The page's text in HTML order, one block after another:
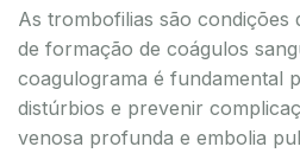
As trombofilias são condições
de formação de coágulos
coagulograma é fundamental
distúrbios e prevenir
venosa profunda e embolia